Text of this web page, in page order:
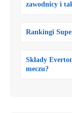
zawodnicy i
Rankingi
Składy
meczu?